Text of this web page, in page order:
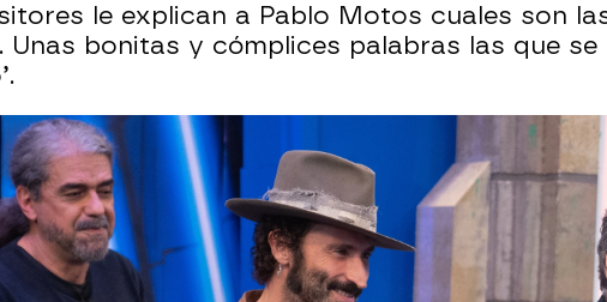
le explican a Pablo Motos cuales son
Unas bonitas y cómplices palabras las que se
responde sin tapujos a la pregunta de Pablo